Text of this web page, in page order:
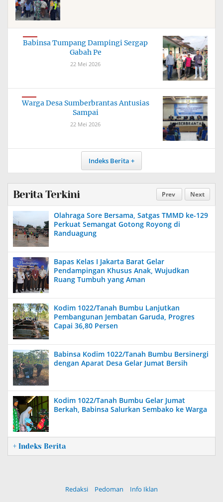
Babinsa Tumpang Dampingi Sergap
Gabah Pe
22 Mei 2026
Warga Desa Sumberbrantas Antusias
Sampai
22 Mei 2026
Indeks Berita
Prev Next
Berita Terkini
Olahraga Sore Bersama, Satgas TMMD ke-129
Perkuat Semangat Gotong Royong di
Randuagung
Bapas Kelas I Jakarta Barat Gelar
Pendampingan Khusus Anak, Wujudkan
Ruang Tumbuh yang Aman
Kodim 1022/Tanah Bumbu Lanjutkan
Pembangunan Jembatan Garuda, Progres
Capai 36,80 Persen
Babinsa Kodim 1022/Tanah Bumbu Bersinergi
dengan Aparat Desa Gelar Jumat Bersih
Kodim 1022/Tanah Bumbu Gelar Jumat
Berkah, Babinsa Salurkan Sembako ke Warga
+ Indeks Berita
Redaksi Pedoman
Info Iklan